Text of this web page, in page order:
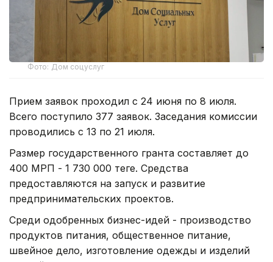
Фото: Дом соцуслуг
Прием заявок проходил с 24 июня по 8 июля.
Всего поступило 377 заявок. Заседания комиссии
проводились с 13 по 21 июля.
Размер государственного гранта составляет до
400 МРП - 1 730 000 теңге. Средства
предоставляются на запуск и развитие
предпринимательских проектов.
Среди одобренных бизнес-идей - производство
продуктов питания, общественное питание,
швейное дело, изготовление одежды и изделий